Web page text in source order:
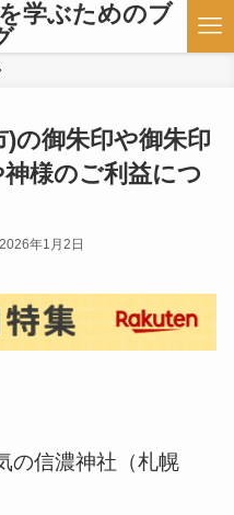
学ぶためのブ
)の御朱印や御朱印
様のご利益につ
2026年1月2日
の信濃神社（札幌